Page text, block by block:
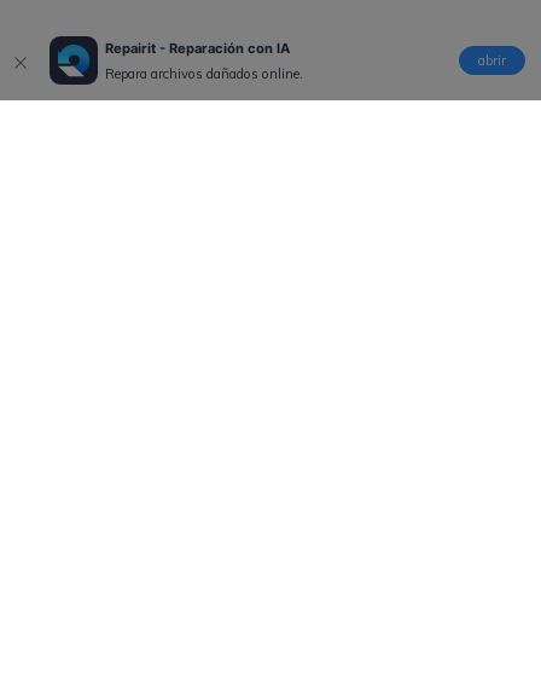
Repairit - Reparación con IA
Repara archivos dañados online.
abrir